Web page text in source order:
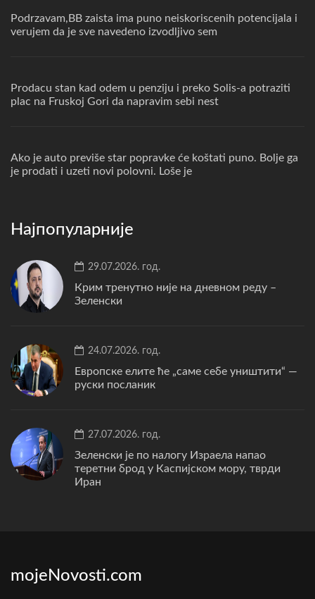
Podrzavam,BB zaista ima puno neiskoriscenih potencijala i
verujem da je sve navedeno izvodljivo sem
Prodacu stan kad odem u penziju i preko Solis-a potraziti
plac na Fruskoj Gori da napravim sebi nest
Ako je auto previše star popravke će koštati puno. Bolje ga
je prodati i uzeti novi polovni. Loše je
Најпопуларније
29.07.2026. год.
Крим тренутно није на дневном реду –
Зеленски
24.07.2026. год.
Европске елите ће „саме себе уништити“ —
руски посланик
27.07.2026. год.
Зеленски је по налогу Израела напао
теретни брод у Каспијском мору, тврди
Иран
mojeNovosti.com